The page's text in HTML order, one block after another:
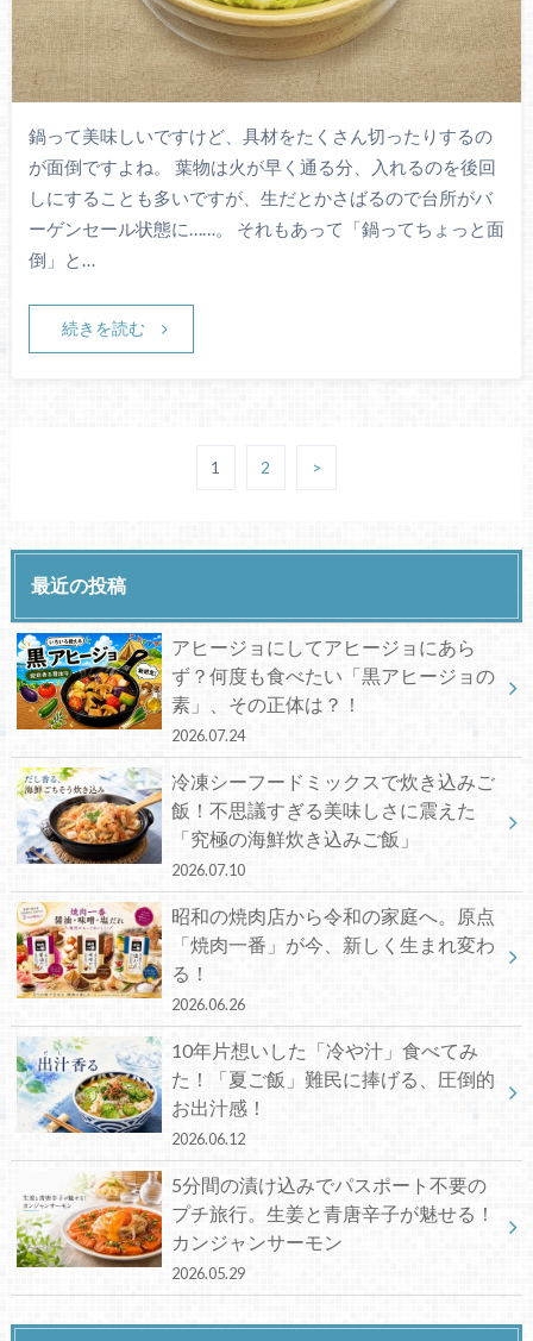
鍋って美味しいですけど、具材をたくさん切ったりするの
が面倒ですよね。 葉物は火が早く通る分、入れるのを後回
しにすることも多いですが、生だとかさばるので台所がバ
ーゲンセール状態に……。 それもあって「鍋ってちょっと面
倒」と…
続きを読む
1 2 >
最近の投稿
アヒージョにしてアヒージョにあら
ず？何度も食べたい「黒アヒージョの
素」、その正体は？！
2026.07.24
冷凍シーフードミックスで炊き込みご
飯！不思議すぎる美味しさに震えた
「究極の海鮮炊き込みご飯」
2026.07.10
昭和の焼肉店から令和の家庭へ。原点
「焼肉一番」が今、新しく生まれ変わ
る！
2026.06.26
10年片想いした「冷や汁」食べてみ
た！「夏ご飯」難民に捧げる、圧倒的
お出汁感！
2026.06.12
5分間の漬け込みでパスポート不要の
プチ旅行。生姜と青唐辛子が魅せる！
カンジャンサーモン
2026.05.29